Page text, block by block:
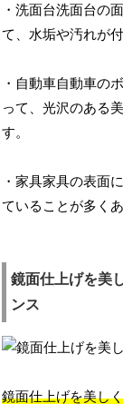
・洗面台洗面台の
て、水垢や汚れが
・自動車自動車の
って、光沢のある
す。
・家具家具の表面
ていることが多くあ
鏡面仕上げを美
ンス
鏡面仕上げを美し